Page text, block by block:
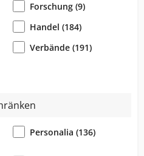
Forschung (9)
Handel (184)
Verbände (191)
Personalia (136)